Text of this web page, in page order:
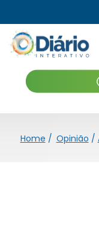
Home / Opinião /